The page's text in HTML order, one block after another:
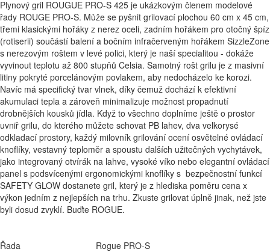
Plynový gril ROUGUE PRO-S 425 je ukázkovým členem modelové
řady ROUGE PRO-S. Může se pyšnit grilovací plochou 60 cm x 45 cm,
třemi klasickými hořáky z nerez oceli, zadním hořákem pro otočný špíz
(rotiserii) součástí balení a bočním infračerveným hořákem SizzleZone
s nerezovým roštem v levé polici, který je naší specialitou - dokáže
vyvinout teplotu až 800 stupňů Celsia. Samotný rošt grilu je z masivní
litiny pokryté porcelánovým povlakem, aby nedocházelo ke korozi.
Navíc má specifický tvar vlnek, díky čemuž dochází k efektivní
akumulaci tepla a zároveň minimalizuje možnost propadnutí
drobnějších kousků jídla. Když to všechno doplníme ještě o prostor
uvniř grilu, do kterého můžete schovat PB lahev, dva velkorysé
odkladací prostory, každý milovník grilování ocení osvětelné ovládací
knoflíky, vestavný teploměr a spoustu dalších užitečných vychytávek,
jako integrovaný otvírák na lahve, vysoké víko nebo elegantní ovládací
panel s podsvícenými ergonomickými knoflíky s bezpečnostní funkcí
SAFETY GLOW dostanete gril, který je z hlediska poměru cena x
výkon jedním z nejlepších na trhu. Zkuste grilovat úplně jinak, než jste
byli dosud zvyklí. Buďte ROGUE.
Řada
Rogue PRO-S